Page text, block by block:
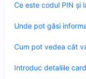
Ce este codul PIN şi
închis
Unde pot găsi
închis
Cum pot vedea cât
închis
Introduc detaliile
închis